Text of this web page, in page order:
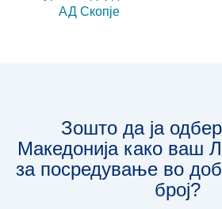
Зошто да ја
Македонија како ваш
за посредување во
број?